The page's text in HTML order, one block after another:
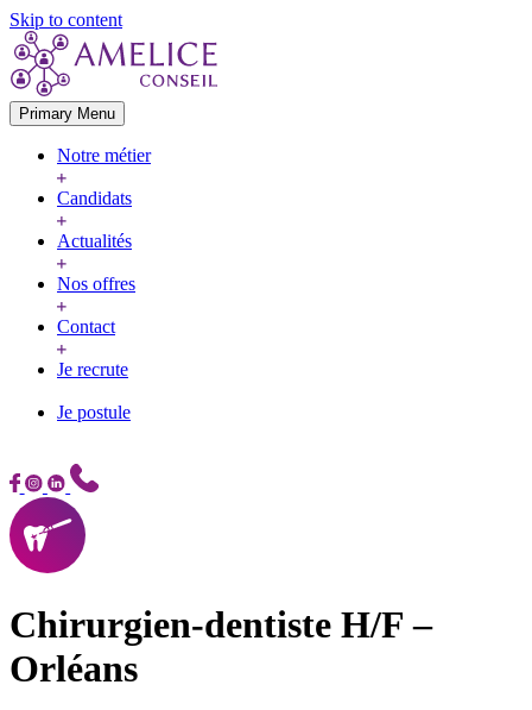
Skip to content
Primary Menu
Notre métier
Candidats
Actualités
Nos offres
Contact
Je recrute
Je postule
Chirurgien-dentiste H/F –
Orléans